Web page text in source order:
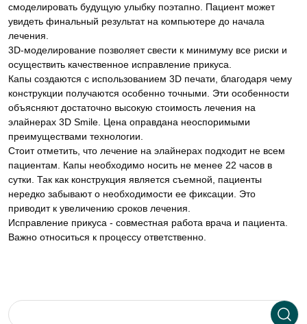
смоделировать будущую улыбку поэтапно. Пациент может
увидеть финальный результат на компьютере до начала
лечения.
3D-моделирование позволяет свести к минимуму все риски и
осуществить качественное исправление прикуса.
Капы создаются с использованием 3D печати, благодаря чему
конструкции получаются особенно точными. Эти особенности
объясняют достаточно высокую стоимость лечения на
элайнерах 3D Smile. Цена оправдана неоспоримыми
преимуществами технологии.
Стоит отметить, что лечение на элайнерах подходит не всем
пациентам. Капы необходимо носить не менее 22 часов в
сутки. Так как конструкция является съемной, пациенты
нередко забывают о необходимости ее фиксации. Это
приводит к увеличению сроков лечения.
Исправление прикуса - совместная работа врача и пациента.
Важно относиться к процессу ответственно.